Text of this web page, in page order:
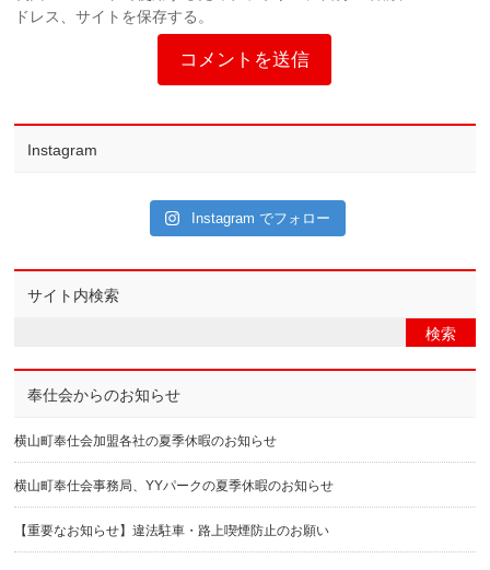
ドレス、サイトを保存する。
Instagram
Instagram でフォロー
サイト内検索
奉仕会からのお知らせ
横山町奉仕会加盟各社の夏季休暇のお知らせ
横山町奉仕会事務局、YYパークの夏季休暇のお知らせ
【重要なお知らせ】違法駐車・路上喫煙防止のお願い